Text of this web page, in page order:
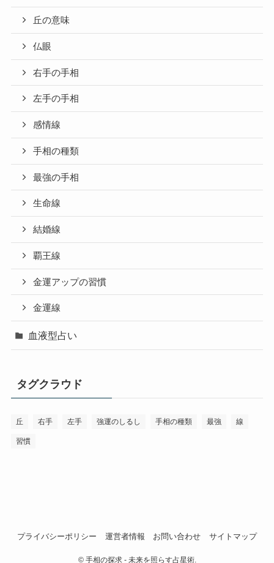
丘の意味
仏眼
右手の手相
左手の手相
感情線
手相の種類
最強の手相
生命線
結婚線
覇王線
金運アップの習慣
金運線
血液型占い
タグクラウド
丘 右手 左手 強運のしるし 手相の種類 最強 線
習慣
プライバシーポリシー 運営者情報 お問い合わせ サイトマップ
©手相の探求 - 未来を照らす占星術.